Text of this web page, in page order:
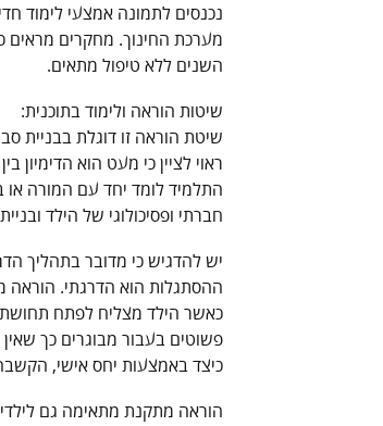
נכנסים לתמונה אמצעי לימוד
מערכת החינוך. מחקרים מראים
השנים ללא טיפול מתאים.
שיטות הוראה ולימוד בתוכנית:
שיטת הוראה זו דוגלת בבניית
ראוי לציין כי מעט הוא
התלמיד לומד יחד עם המורה
חברתי ופסיכולוגי של הילד
יש להדגיש כי מדובר בתהליך
ההסתגלות הוא הדרגתי. הוראה
כאשר הילד מצליח לפתח
פשוטים בעבור מבוגרים כך
כיצד באמצעות יחס אישי, הקשבה
הוראה מתקנת מתאימה גם